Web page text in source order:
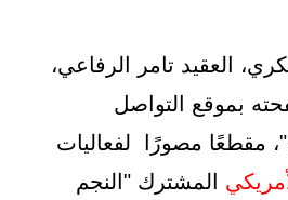
العقيد تامر الرفاعي،
بموقع التواصل
مقطعًا مصورًا لفعاليات
المشترك "النجم